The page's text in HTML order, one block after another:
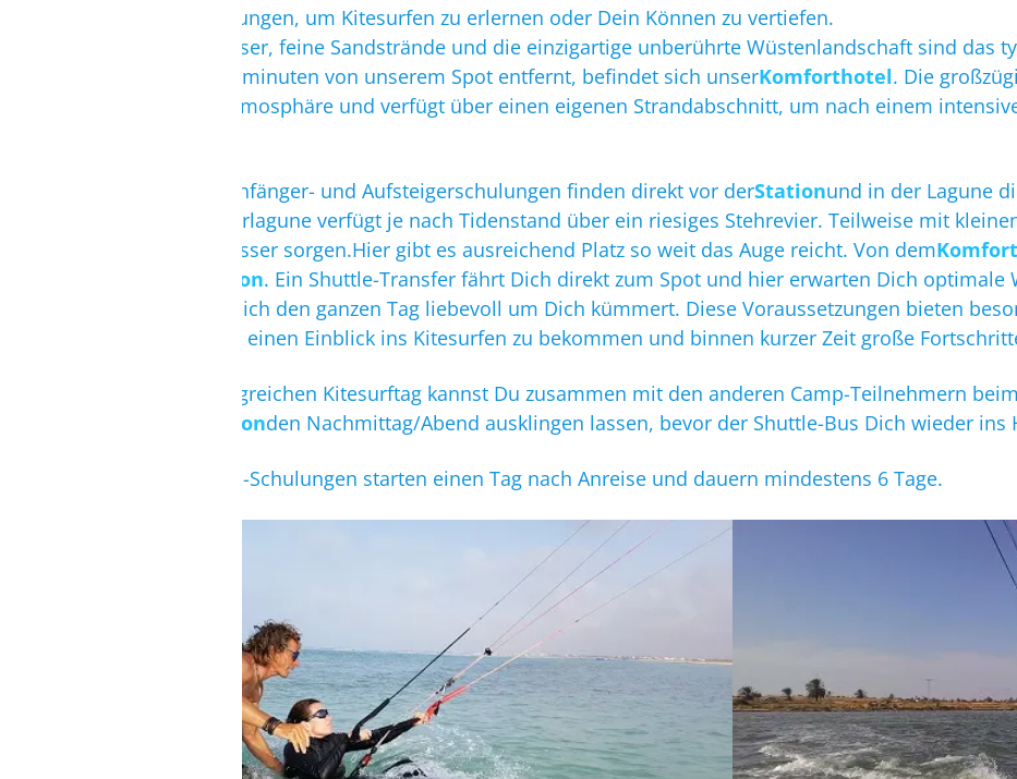
Schulungsbedingungen, um Kitesurfen zu erlernen oder Dein Können zu vertiefen.
Türkisblaues Wasser, feine Sandstrände und die einzigartige unberührte Wüstenlandschaft sind das
Zarzis, ca. 10 Fahrminuten von unserem Spot entfernt, befindet sich unserKomforthotel. Die
landestypische Atmosphäre und verfügt über einen eigenen Strandabschnitt, um nach einem
Unsere Kitesurf Anfänger- und Aufsteigerschulungen finden direkt vor derStationund in der Lagune
große Flachwasserlagune verfügt je nach Tidenstand über ein riesiges Stehrevier. Teilweise mit
spiegelglattes Wasser sorgen.Hier gibt es ausreichend Platz so weit das Auge reicht. Von dem
Kitesurf Station. Ein Shuttle-Transfer fährt Dich direkt zum Spot und hier erwarten Dich
Station, welches sich den ganzen Tag liebevoll um Dich kümmert. Diese Voraussetzungen bieten
Bedingungen, um einen Einblick ins Kitesurfen zu bekommen und binnen kurzer Zeit große
Nach einem erfolgreichen Kitesurftag kannst Du zusammen mit den anderen Camp-Teilnehmern
Kitesurf Stationden Nachmittag/Abend ausklingen lassen, bevor der Shuttle-Bus Dich wieder ins
Unsere Kite Camp-Schulungen starten einen Tag nach Anreise und dauern mindestens 6 Tage.